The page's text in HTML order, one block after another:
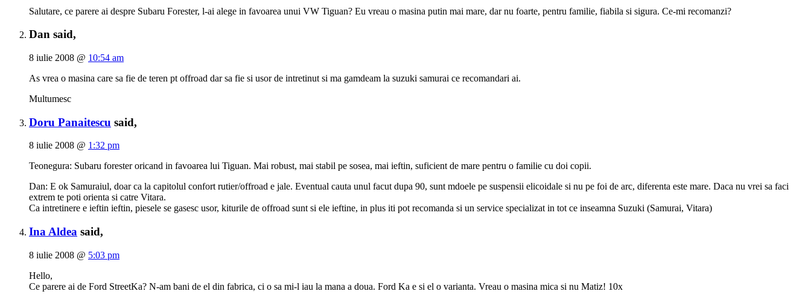
Salutare, ce parere ai despre Subaru Forester, l-ai alege in favoarea unui VW Tiguan? Eu vreau o masina putin mai mare, dar nu foarte, pentru familie, fiabila si sigura. Ce-mi recomanzi?
Dan said,
8 iulie 2008 @ 10:54 am
As vrea o masina care sa fie de teren pt offroad dar sa fie si usor de intretinut si ma gamdeam la suzuki samurai ce recomandari ai.
Multumesc
Doru Panaitescu said,
8 iulie 2008 @ 1:32 pm
Teonegura: Subaru forester oricand in favoarea lui Tiguan. Mai robust, mai stabil pe sosea, mai ieftin, suficient de mare pentru o familie cu doi copii.
Dan: E ok Samuraiul, doar ca la capitolul confort rutier/offroad e jale. Eventual cauta unul facut dupa 90, sunt mdoele pe suspensii elicoidale si nu pe foi de arc, diferenta este mare. Daca nu vrei sa faci
extrem te poti orienta si catre Vitara.
Ca intretinere e ieftin ieftin, piesele se gasesc usor, kiturile de offroad sunt si ele ieftine, in plus iti pot recomanda si un service specializat in tot ce inseamna Suzuki (Samurai, Vitara)
Ina Aldea said,
8 iulie 2008 @ 5:03 pm
Hello,
Ce parere ai de Ford StreetKa? N-am bani de el din fabrica, ci o sa mi-l iau la mana a doua. Ford Ka e si el o varianta. Vreau o masina mica si nu Matiz! 10x